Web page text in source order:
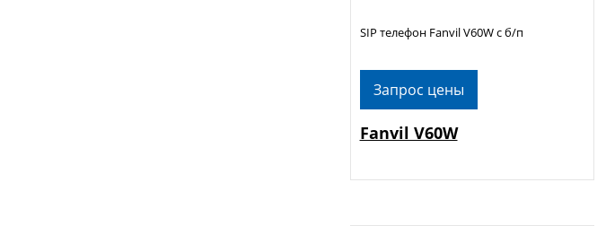
Запрос цены
Fanvil V60W
SIP телефон Fanvil V60W с б/п